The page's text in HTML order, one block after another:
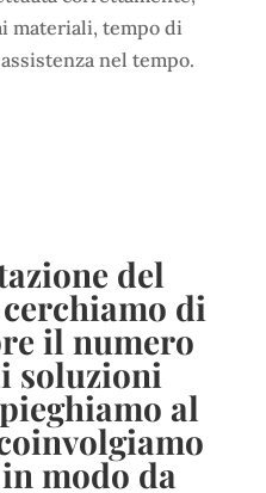
materiali, tempo di
nel tempo.
del
di
il numero
soluzioni
al
modo da